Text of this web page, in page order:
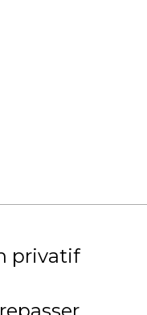
privatif